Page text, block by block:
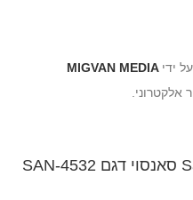
MIGVAN MEDIA
אלקטרוני.